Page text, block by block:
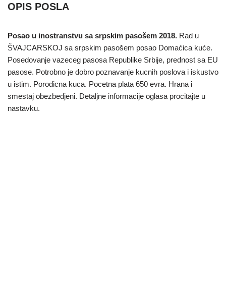
OPIS POSLA
Posao u inostranstvu sa srpskim pasošem 2018. Rad u
ŠVAJCARSKOJ sa srpskim pasošem posao Domaćica kuće.
Posedovanje vazeceg pasosa Republike Srbije, prednost sa EU
pasose. Potrobno je dobro poznavanje kucnih poslova i iskustvo
u istim. Porodicna kuca. Pocetna plata 650 evra. Hrana i
smestaj obezbedjeni. Detaljne informacije oglasa procitajte u
nastavku.